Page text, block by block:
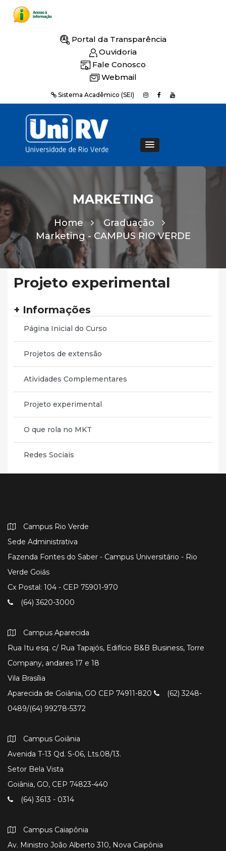
Portal da Transparência
Ouvidoria
Fale Conosco
Webmail
Sistema Acadêmico (SEI)
MARKETING
Home
Graduação
Marketing - CAMPUS RIO VERDE
Projeto experimental
+ Informações
Página Inicial do Curso
Projetos de extensão
Atividades Complementares
Projeto experimental
O que rola no MKT
Redes Sociais
Campus Rio Verde
Sede Administrativa
Fazenda Fontes do Saber - Campus Universitário - Rio
Verde Goiás
Cx Postal: 104 - CEP 75901-970
(64) 3620-3000
Campus Aparecida
Rua Itu esq. c/ Rua Tapajós, Edifício B&B Business, Torre
Company, andares 17 e 18
Vila Brasília
Aparecida de Goiânia, GO CEP 74911-820
(62) 3248-
0489/(64) 99278-5372
Campus Goiânia
Avenida T-13 Qd. S-06, Lts.08/13.
Setor Bela Vista
Goiânia, GO, CEP 74823-440
(64) 3613 - 0314
Campus Caiapônia
Av. Ministro João Alberto 310, Nova Caipônia